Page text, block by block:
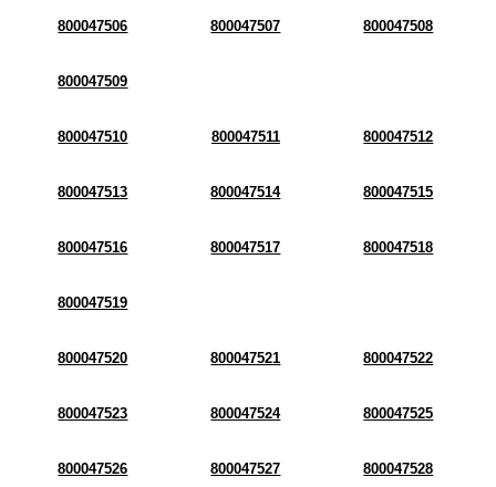
800047506 800047507 800047508
800047509
800047510 800047511 800047512
800047513 800047514 800047515
800047516 800047517 800047518
800047519
800047520 800047521 800047522
800047523 800047524 800047525
800047526 800047527 800047528